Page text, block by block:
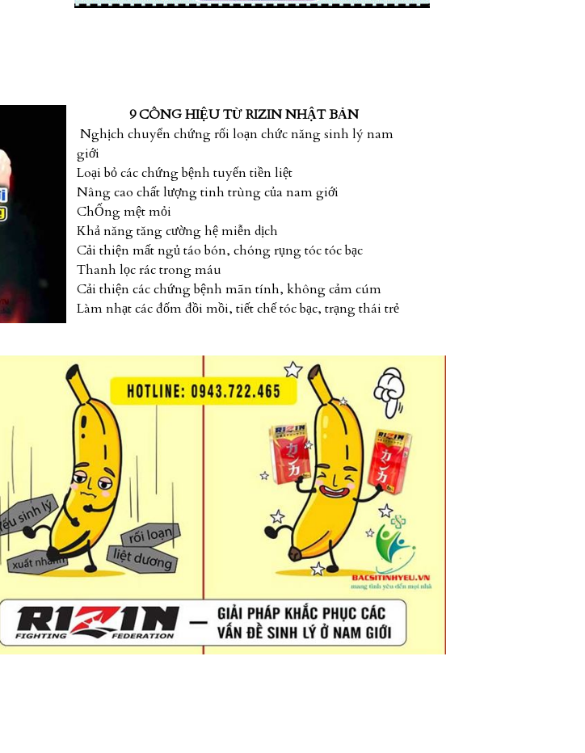
9 CÔNG HIỆU TỪ RIZIN NHẬT BẢN
Nghịch chuyển chứng rối loạn chức năng sinh lý nam
giới
Loại bỏ các chứng bệnh tuyến tiền liệt
Nâng cao chất lượng tinh trùng của nam giới
ChỐng mệt mỏi
Khả năng tăng cường hệ miễn dịch
Cải thiện mất ngủ táo bón, chóng rụng tóc tóc bạc
Thanh lọc rác trong máu
Cải thiện các chứng bệnh mãn tính, không cảm cúm
Làm nhạt các đốm đồi mồi, tiết chế tóc bạc, trạng thái trẻ